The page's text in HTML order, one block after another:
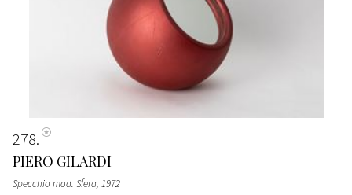
278
PIERO GILARDI
Specchio mod. Sfera, 1972